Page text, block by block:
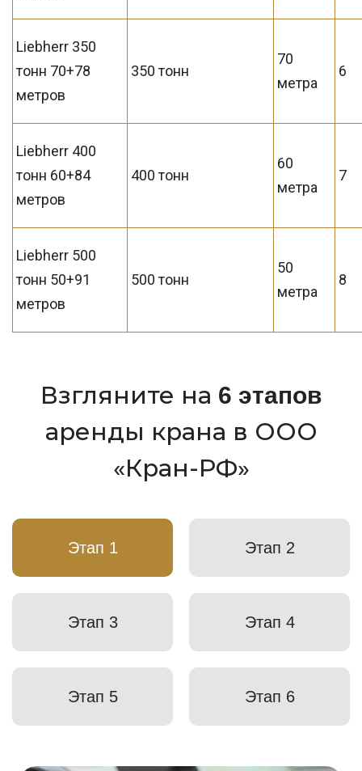
Liebherr 350
тонн 70+78
метров
350 тонн
70
метра
6
Liebherr 400
тонн 60+84
метров
400 тонн
60
метра
7
Liebherr 500
тонн 50+91
метров
500 тонн
50
метра
8
Взгляните на 6 этапов
аренды крана в ООО
«Кран-РФ»
Этап 1 Этап 2
Этап 3 Этап 4
Этап 5 Этап 6